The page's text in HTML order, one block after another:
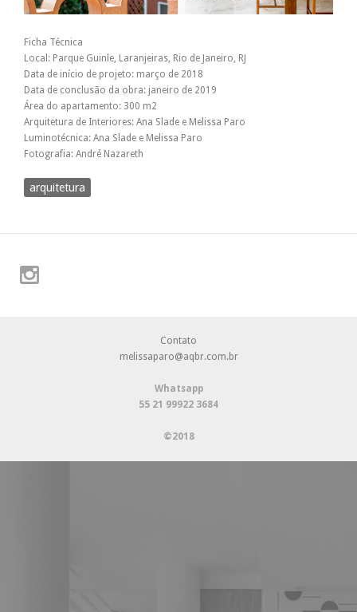
Ficha Técnica
Local: Parque Guinle, Laranjeiras, Rio de Janeiro, RJ
Data de início de projeto: março de 2018
Data de conclusão da obra: janeiro de 2019
Área do apartamento: 300 m2
Arquitetura de Interiores: Ana Slade e Melissa Paro
Luminotécnica: Ana Slade e Melissa Paro
Fotografia: André Nazareth
arquitetura
Contato
melissaparo@aqbr.com.br
Whatsapp
55 21 99922 3684
©2018